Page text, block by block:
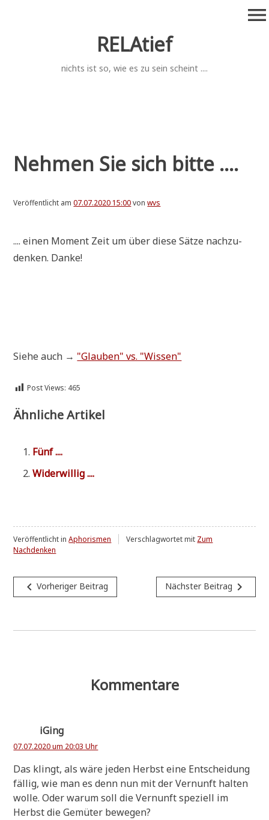
RELAtief
nichts ist so, wie es zu sein scheint ....
menu
Nehmen Sie sich bitte ....
Veröffentlicht am07.07.2020 15:00vonwvs
.... einen Moment Zeit um über die­se Sät­ze nach­zu­
den­ken. Danke!
Sie­he auch → "Glau­ben" vs. "Wis­sen"
Post Views: 465
Ähnliche Artikel
Fünf ....
Wider­wil­lig ....
Veröffentlicht inAphorismen Verschlagwortet mit Zum
Nachdenken
Beitragsnavigation
navigate_beforeVorheriger Beitrag Nächster Beitrag navigate_next
Kommentare
iGing
07.07.2020 um 20:03 Uhr
Das klingt, als wäre jeden Herbst eine Ent­schei­dung
fäl­lig, wie man es denn nun mit der Ver­nunft hal­ten
wol­le. Oder war­um soll die Ver­nunft spe­zi­ell im
Herbst die Gemü­ter bewegen?